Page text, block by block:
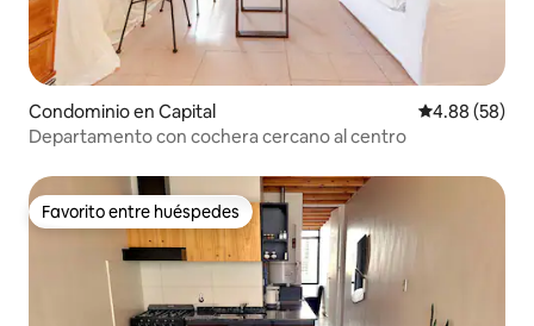
Condominio en Capital Calificación
4.88 (58)
Departamento con cochera cercano al centro
Favorito entre huéspedes
Favorito entre huéspedes